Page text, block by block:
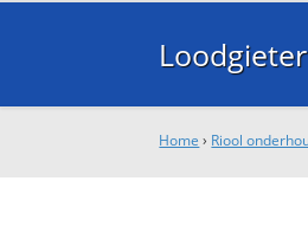
Home › Riool